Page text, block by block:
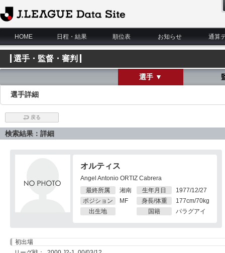
J.League Data Site
HOME
日程・結果 順位表 お知らせ 通算
選手・監督・審判
選手 ▼
選手詳細
戻る
検索結果：詳細
オルティス
Angel Antonio ORTIZ Cabrera
最終所属
湘南
ポジション
MF
出生地
生年月日
1977/12/27
身長/体重
177cm/70kg
国籍
パラグアイ
初出場